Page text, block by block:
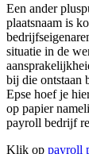
Een ander
plaatsnaam is
situatie in de
bij die ontstaan
Epse hoef je
op papier
payroll bedrijf
Klik op payroll